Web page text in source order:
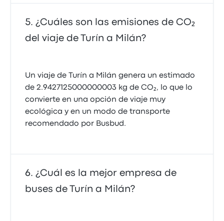
¿Cuáles son las emisiones de CO₂
del viaje de Turín a Milán?
Un viaje de Turín a Milán genera un estimado
de 2.9427125000000003 kg de CO₂, lo que lo
convierte en una opción de viaje muy
ecológica y en un modo de transporte
recomendado por Busbud.
¿Cuál es la mejor empresa de
buses de Turín a Milán?